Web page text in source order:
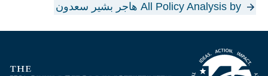
All Policy Analysis by هاجر بشير سعدون